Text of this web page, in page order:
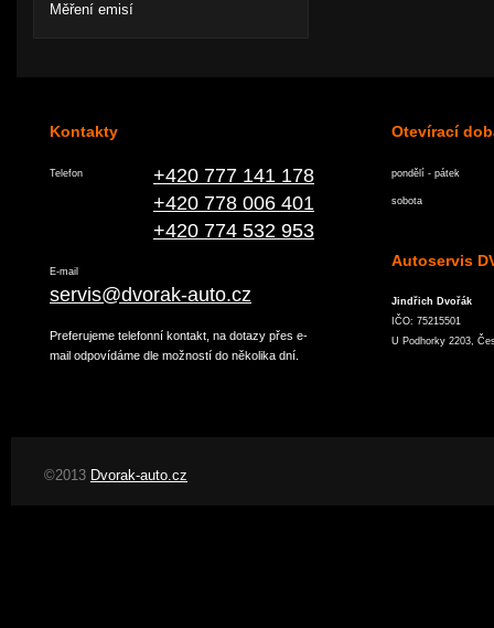
Měření emisí
Kontakty
Telefon
+420 777 141 178
+420 778 006 401
+420 774 532 953
E-mail
servis@dvorak-auto.cz
Preferujeme telefonní kontakt, na dotazy přes e-
mail odpovídáme dle možností do několika dní.
Otevírací
pondělí - pátek
sobota
Autoservis
Jindřich Dvořák
IČO: 75215501
U Podhorky 2203,
©2013 Dvorak-auto.cz